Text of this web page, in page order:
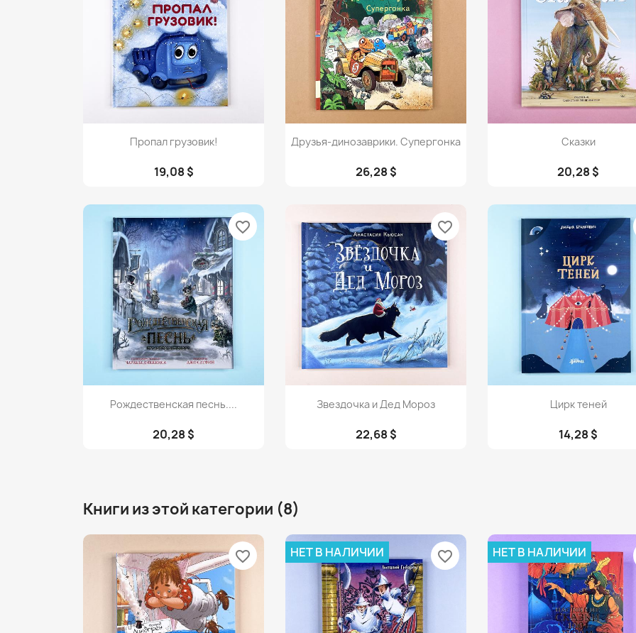
Просмотр
Пропал грузовик!
19,08 $
Просмотр
Друзья-динозаврики. Супергонка
26,28 $
Просмотр
Сказки
20,28 $
Просмотр
Рождественская песнь....
20,28 $
favorite_border
Просмотр
Звездочка и Дед Мороз
22,68 $
favorite_border
Просмотр
Цирк теней
14,28 $
Книги из этой категории (8)
favorite_border НЕТ В НАЛИЧИИ favorite_border НЕТ В НАЛИЧИИ